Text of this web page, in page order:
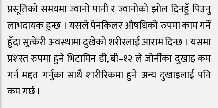
प्रसूतिको समयमा ज्वानो पानी र ज्वानोको झोल दिनहुँ पिउनु
लाभदायक हुन्छ । यसले पेनकिलर औषधिको रुपमा काम गर्ने
हुँदा सुत्केरी अवस्थामा दुखेको शरीरलाई आराम दिन्छ । यसमा
प्रशस्त रुपमा हुने भिटामिन डी, बी–१२ ले जोर्नीका दुखाइ कम
गर्न मद्दत गर्नुका साथै शारीरिकमा हुने अन्य दुखाइलाई पनि
कम गर्छ ।